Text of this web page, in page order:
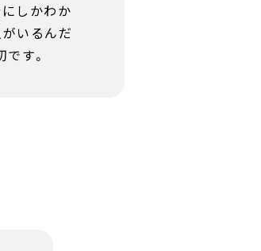
しかわか
いるんだ
す。